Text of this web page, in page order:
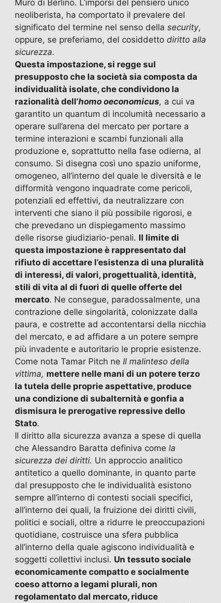
Muro di Berlino. L’imporsi del pensiero unico
neoliberista, ha comportato il prevalere del
significato del termine nel senso della security,
oppure, se preferiamo, del cosiddetto diritto alla
sicurezza.
Questa impostazione, si regge sul
presupposto che la società sia composta da
individualità isolate, che condividono la
razionalità dell’homo oeconomicus, a cui va
garantito un quantum di incolumità necessario a
operare sull’arena del mercato per portare a
termine interazioni e scambi funzionali alla
produzione e, soprattutto nella fase odierna, al
consumo. Si disegna così uno spazio uniforme,
omogeneo, all’interno del quale le diversità e le
difformità vengono inquadrate come pericoli,
potenziali ed effettivi, da neutralizzare con
interventi che siano il più possibile rigorosi, e
che prevedano un dispiegamento massimo
delle risorse giudiziario-penali. Il limite di
questa impostazione è rappresentato dal
rifiuto di accettare l’esistenza di una pluralità
di interessi, di valori, progettualità, identità,
stili di vita al di fuori di quelle offerte del
mercato. Ne consegue, paradossalmente, una
contrazione delle singolarità, colonizzate dalla
paura, e costrette ad accontentarsi della nicchia
del mercato, e ad affidare a un potere sempre
più invadente e autoritario le proprie esistenze.
Come nota Tamar Pitch ne Il malinteso della
vittima, mettere nelle mani di un potere terzo
la tutela delle proprie aspettative, produce
una condizione di subalternità e gonfia a
dismisura le prerogative repressive dello
Stato.
Il diritto alla sicurezza avanza a spese di quella
che Alessandro Baratta definiva come la
sicurezza dei diritti. Un approccio analitico
antitetico a quello dominante, in quanto parte
dal presupposto che le individualità esistono
sempre all’interno di contesti sociali specifici,
all’interno dei quali, la fruizione dei diritti civili,
politici e sociali, oltre a ridurre le preoccupazioni
quotidiane, costruisce una sfera pubblica
all’interno della quale agiscono individualità e
soggetti collettivi inclusi. Un tessuto sociale
economicamente compatto e socialmente
coeso attorno a legami plurali, non
regolamentato dal mercato, riduce